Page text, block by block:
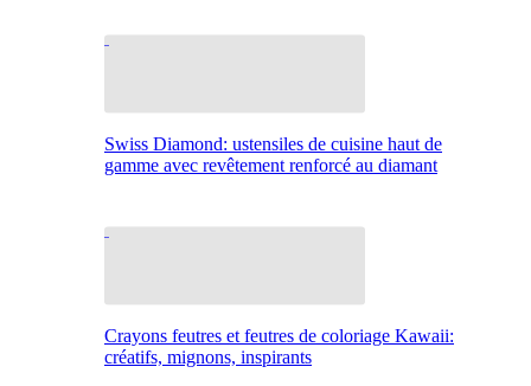
Swiss Diamond: ustensiles de cuisine haut de
gamme avec revêtement renforcé au diamant
Crayons feutres et feutres de coloriage Kawaii:
créatifs, mignons, inspirants